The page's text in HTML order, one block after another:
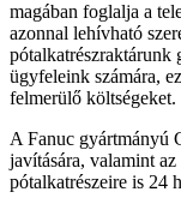
magában foglalja a
azonnal lehívható
pótalkatrészraktárunk
ügyfeleink számára,
felmerülő költségeket.
A Fanuc gyártmányú
javítására, valamint
pótalkatrészeire is 24